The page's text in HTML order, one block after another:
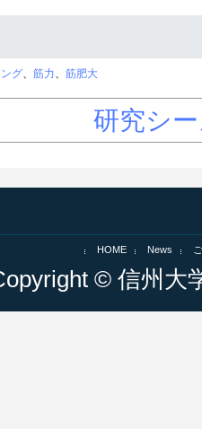
グ、 筋力、 筋肥大
研究シ
HOME News
© 信州大